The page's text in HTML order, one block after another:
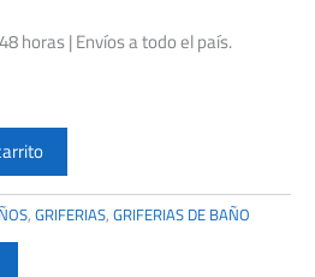
horas | Envíos a todo el país.
, GRIFERIAS, GRIFERIAS DE BAÑO